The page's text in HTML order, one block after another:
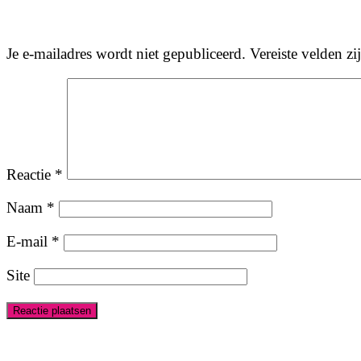
Je e-mailadres wordt niet gepubliceerd. Vereiste velden
Reactie *
Naam *
E-mail *
Site